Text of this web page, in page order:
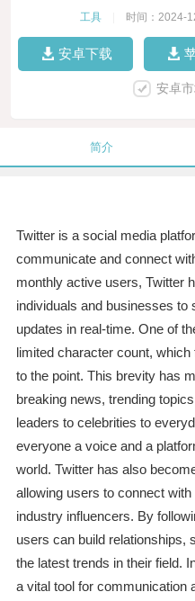
工具 时间：2024-
安卓下载
安卓
简介
Twitter is a social media
communicate and connect
monthly active users, Twitter
individuals and businesses to
updates in real-time. One of
limited character count,
to the point. This brevity has
breaking news, trending
leaders to celebrities to
everyone a voice and a
world. Twitter has also
allowing users to connect
industry influencers. By
users can build relationships,
the latest trends in their field.
a vital tool for communication